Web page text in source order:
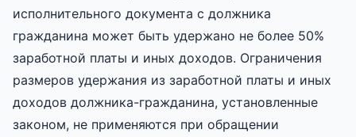
исполнительного документа с должника
гражданина может быть удержано не более 50%
заработной платы и иных доходов. Ограничения
размеров удержания из заработной платы и иных
доходов должника-гражданина, установленные
законом, не применяются при обращении